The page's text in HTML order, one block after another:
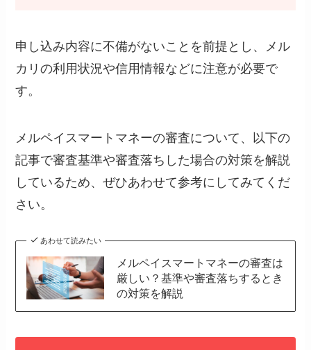
申し込み内容に不備がないことを前提とし、メル
カリの利用状況や信用情報などに注意が必要で
す。
メルペイスマートマネーの審査について、以下の
記事で審査基準や審査落ちした場合の対策を解説
しているため、ぜひあわせて参考にしてみてくだ
さい。
あわせて読みたい
メルペイスマートマネーの審査は
厳しい？基準や審査落ちするとき
の対策を解説